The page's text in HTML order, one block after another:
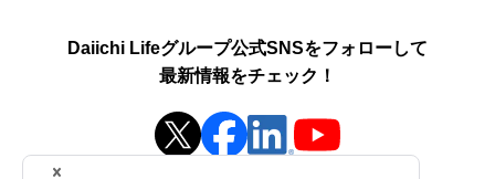
Daiichi Lifeグループ公式SNSをフォローして
最新情報をチェック！
新規ウィンドウを開きます
新規ウィンドウを開きます
新規ウィンドウを開きます
新規ウィンドウを開